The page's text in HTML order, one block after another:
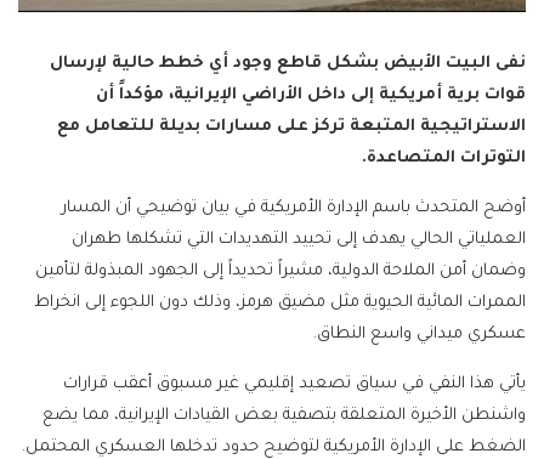
نفى البيت الأبيض بشكل قاطع وجود أي خطط حالية لإرسال
قوات برية أمريكية إلى داخل الأراضي الإيرانية، مؤكداً أن
الاستراتيجية المتبعة تركز على مسارات بديلة للتعامل مع
التوترات المتصاعدة.
أوضح المتحدث باسم الإدارة الأمريكية في بيان توضيحي أن المسار
العملياتي الحالي يهدف إلى تحييد التهديدات التي تشكلها طهران
وضمان أمن الملاحة الدولية، مشيراً تحديداً إلى الجهود المبذولة لتأمين
الممرات المائية الحيوية مثل مضيق هرمز، وذلك دون اللجوء إلى انخراط
عسكري ميداني واسع النطاق.
يأتي هذا النفي في سياق تصعيد إقليمي غير مسبوق أعقب قرارات
واشنطن الأخيرة المتعلقة بتصفية بعض القيادات الإيرانية، مما يضع
الضغط على الإدارة الأمريكية لتوضيح حدود تدخلها العسكري المحتمل.